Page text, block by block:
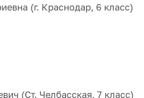
(г. Краснодар, 6 класс)
(Ст. Челбасская, 7 класс)